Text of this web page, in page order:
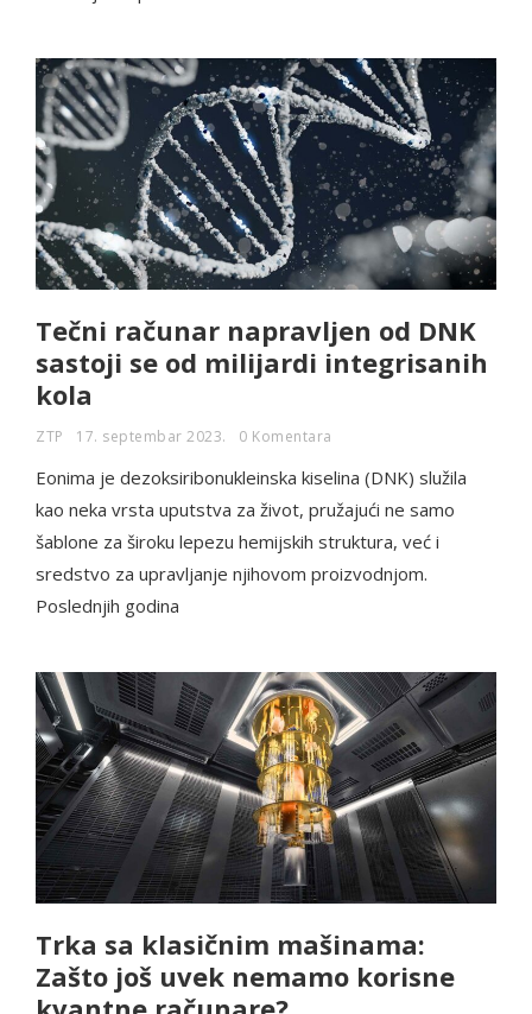
Tečni računar napravljen od DNK
sastoji se od milijardi integrisanih
kola
ZTP 17. septembar 2023. 0 Komentara
Eonima je dezoksiribonukleinska kiselina (DNK) služila
kao neka vrsta uputstva za život, pružajući ne samo
šablone za široku lepezu hemijskih struktura, već i
sredstvo za upravljanje njihovom proizvodnjom.
Poslednjih godina
Trka sa klasičnim mašinama:
Zašto još uvek nemamo korisne